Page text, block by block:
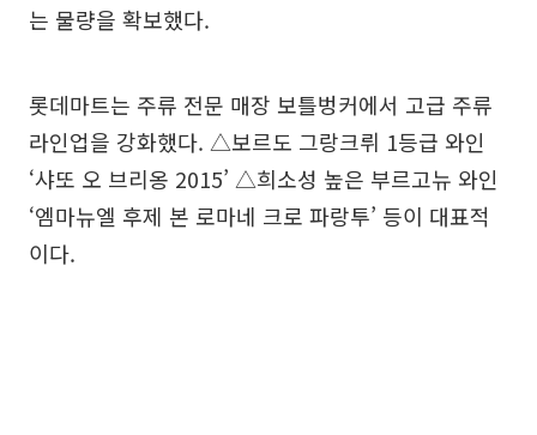
는 물량을 확보했다.
롯데마트는 주류 전문 매장 보틀벙커에서 고급 주류
라인업을 강화했다. △보르도 그랑크뤼 1등급 와인
‘샤또 오 브리옹 2015’ △희소성 높은 부르고뉴 와인
‘엠마뉴엘 후제 본 로마네 크로 파랑투’ 등이 대표적
이다.